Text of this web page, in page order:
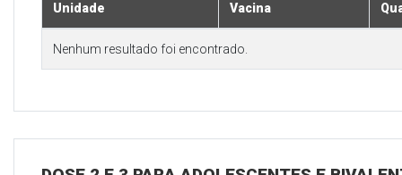
Unidade Vacina
Nenhum resultado foi encontrado.